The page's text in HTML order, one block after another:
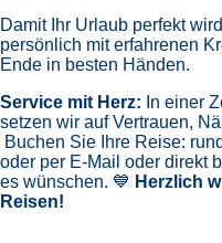
Damit Ihr Urlaub perfekt
persönlich mit erfahrenen
Ende in besten Händen.
Service mit Herz: In einer
setzen wir auf Vertrauen,
Buchen Sie Ihre Reise:
oder per E-Mail oder direkt
es wünschen. 💙 Herzlich
Reisen!